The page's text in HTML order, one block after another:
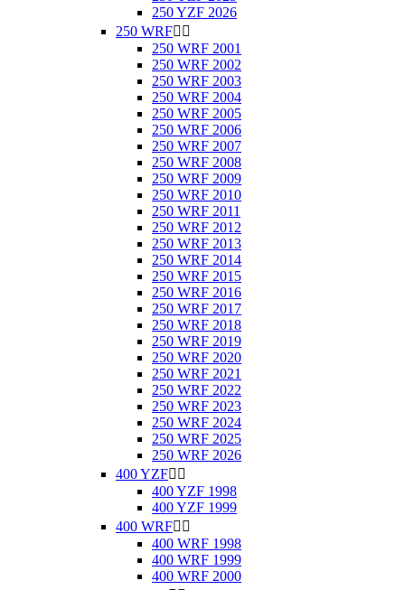
250 YZF 2026
250 WRF 
250 WRF 2001
250 WRF 2002
250 WRF 2003
250 WRF 2004
250 WRF 2005
250 WRF 2006
250 WRF 2007
250 WRF 2008
250 WRF 2009
250 WRF 2010
250 WRF 2011
250 WRF 2012
250 WRF 2013
250 WRF 2014
250 WRF 2015
250 WRF 2016
250 WRF 2017
250 WRF 2018
250 WRF 2019
250 WRF 2020
250 WRF 2021
250 WRF 2022
250 WRF 2023
250 WRF 2024
250 WRF 2025
250 WRF 2026
400 YZF 
400 YZF 1998
400 YZF 1999
400 WRF 
400 WRF 1998
400 WRF 1999
400 WRF 2000